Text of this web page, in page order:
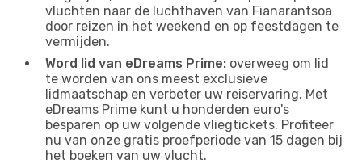
vluchten naar de luchthaven van Fianarantsoa
door reizen in het weekend en op feestdagen te
vermijden.
Word lid van eDreams Prime: overweeg om lid
te worden van ons meest exclusieve
lidmaatschap en verbeter uw reiservaring. Met
eDreams Prime kunt u honderden euro's
besparen op uw volgende vliegtickets. Profiteer
nu van onze gratis proefperiode van 15 dagen bij
het boeken van uw vlucht.